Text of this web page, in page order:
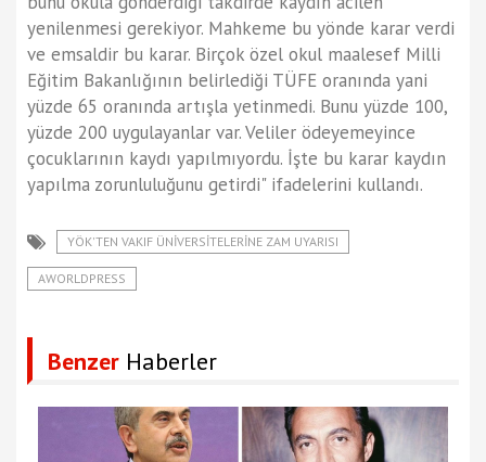
yenilenmesi gerekiyor. Mahkeme bu yönde karar verdi
ve emsaldir bu karar. Birçok özel okul maalesef Milli
Eğitim Bakanlığının belirlediği TÜFE oranında yani
yüzde 65 oranında artışla yetinmedi. Bunu yüzde 100,
yüzde 200 uygulayanlar var. Veliler ödeyemeyince
çocuklarının kaydı yapılmıyordu. İşte bu karar kaydın
yapılma zorunluluğunu getirdi" ifadelerini kullandı.
YÖK'TEN VAKIF ÜNIVERSITELERINE ZAM UYARISI
AWORLDPRESS
Benzer Haberler